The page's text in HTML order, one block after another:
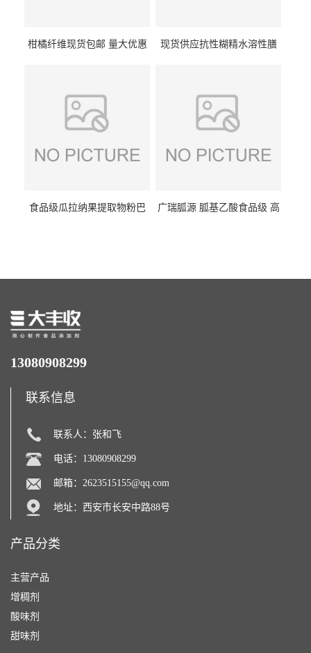
柑橘纤维现货包邮 量大优惠
现货供应抗性糊精水溶性膳
食品级瓜拉纳果提取物粉巴
广瑞胍源 胍基乙酸食品级 高
13080908299
联系信息
联系人：张和飞
电话：13080908299
邮箱： 2623515155@qq.com
地址：西安市长安中路88号
产品分类
主营产品
增稠剂
酸味剂
甜味剂